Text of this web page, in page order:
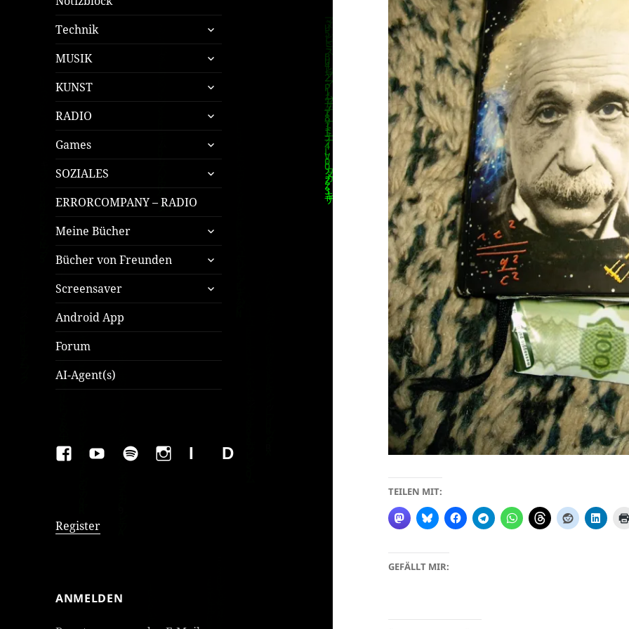
Technik
untermenü
öffnen
MUSIK
untermenü
öffnen
KUNST
untermenü
öffnen
RADIO
untermenü
öffnen
Games
untermenü
öffnen
SOZIALES
untermenü
öffnen
ERRORCOMPANY – RADIO
Meine Bücher
untermenü
öffnen
Bücher von Freunden
untermenü
öffnen
Screensaver
untermenü
öffnen
Android App
Forum
AI-Agent(s)
FAKEBOOK
YOUTUBESPOTIFYINSTAGRAM
IMPRESSUMDatenschutzerklärung
Register
ANMELDEN
TEILEN MIT:
GEFÄLLT MIR: